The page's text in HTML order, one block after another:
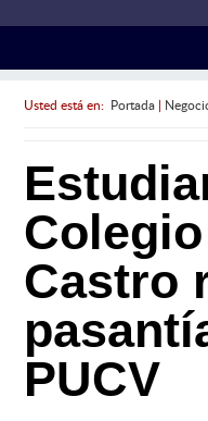
Usted está en: Portada|
Castro
PUCV